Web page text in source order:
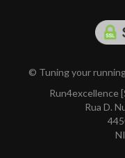
© Tuning your
Run4excellence
Rua D.